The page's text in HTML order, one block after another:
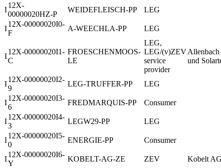
I
12X-
00000020HZ-P
WEIDEFLEISCH-PP LEG
I
12X-00000020I0-
F
A-WEECHLA-PP LEG
I
12X-00000020I1-
C
FROESCHENMOOS-
LE
LEG,
LEG/(v)ZEV
service
provider
und
I
12X-00000020I2-
9
LEG-TRUFFER-PP LEG
I
12X-00000020I3-
6
FREDMARQUIS-PP Consumer
I
12X-00000020I4-
3
LEGW29-PP LEG
I
12X-00000020I5-
0
ENERGIE-PP Consumer
I
12X-00000020I6-
Y
KOBELT-AG-ZE ZEV Kobelt